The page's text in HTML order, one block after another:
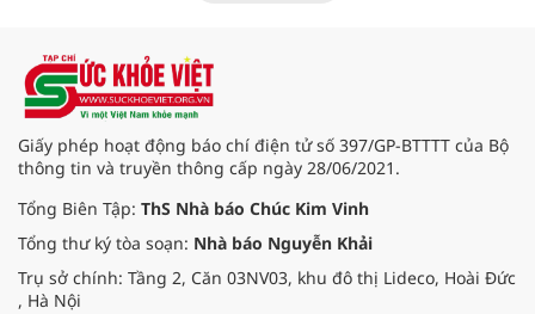
đem đến hơi ấm từ những phương
pháp Nam y thuần Việt, giúp xoa
dịu cơn đau và nâng cao sức khỏe
cho các cựu chiến binh trước sự
thay đổi đột ngột của thời tiết.
Giấy phép hoạt động báo chí điện tử số 397/GP-BTTTT của Bộ
thông tin và truyền thông cấp ngày 28/06/2021.
Tổng Biên Tập: ThS Nhà báo Chúc Kim Vinh
Tổng thư ký tòa soạn: Nhà báo Nguyễn Khải
Trụ sở chính: Tầng 2, Căn 03NV03, khu đô thị Lideco, Hoài Đức
, Hà Nội